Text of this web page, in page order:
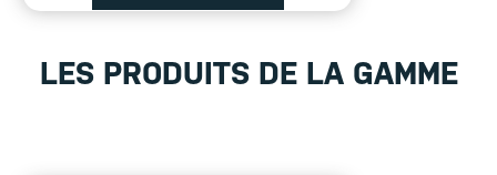
LES PRODUITS DE LA GAMME